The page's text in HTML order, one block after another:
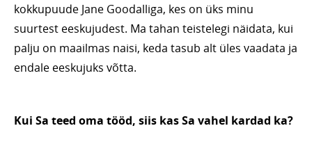
kokkupuude Jane Goodalliga, kes on üks minu
suurtest eeskujudest. Ma tahan teistelegi näidata, kui
palju on maailmas naisi, keda tasub alt üles vaadata ja
endale eeskujuks võtta.
Kui Sa teed oma tööd, siis kas Sa vahel kardad ka?